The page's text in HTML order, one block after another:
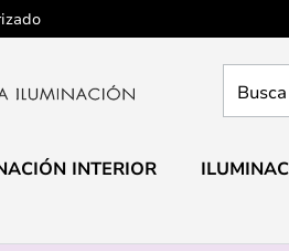
aquí
INTERIOR